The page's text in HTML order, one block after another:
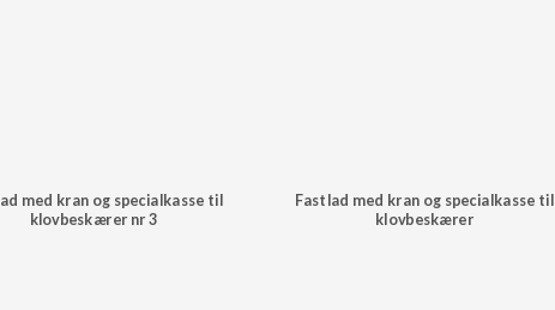
med kran og specialkasse til
klovbeskærer nr 3
Fastlad med kran og specialkasse til
klovbeskærer